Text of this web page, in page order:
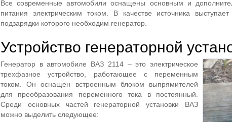
Все современные автомобили оснащены основным и
питания электрическим током. В качестве источника
подзарядки которого необходим генератор.
Устройство генераторной
Генератор в автомобиле ВАЗ 2114 – это электрическое
трехфазное устройство, работающее с переменным
током. Он оснащен встроенным блоком выпрямителей
для преобразования переменного тока в постоянный.
Среди основных частей генераторной установки ВАЗ
можно выделить следующее: